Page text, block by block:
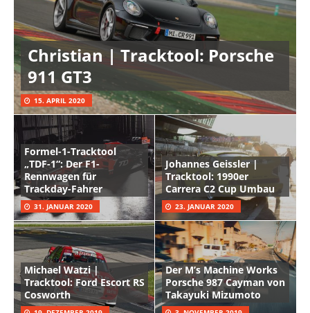
Christian | Tracktool: Porsche
911 GT3
15. APRIL 2020
Formel-1-Tracktool
„TDF-1“: Der F1-
Rennwagen für
Trackday-Fahrer
31. JANUAR 2020
Johannes Geissler |
Tracktool: 1990er
Carrera C2 Cup Umbau
23. JANUAR 2020
Michael Watzi |
Tracktool: Ford Escort RS
Cosworth
Der M’s Machine Works
Porsche 987 Cayman von
Takayuki Mizumoto